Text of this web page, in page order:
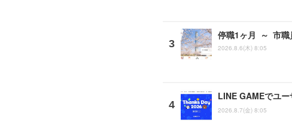
停職1ヶ月 ～ 市職
2026.8.6(木) 8:05
LINE GAMEでユ
2026.8.7(金) 8:05